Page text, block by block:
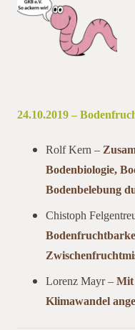
24.10.2019 –
Rolf Kern –
Bodenbiologie,
Bodenbelebung
Chistoph
Lorenz Mayr –Mit
Klimawandel